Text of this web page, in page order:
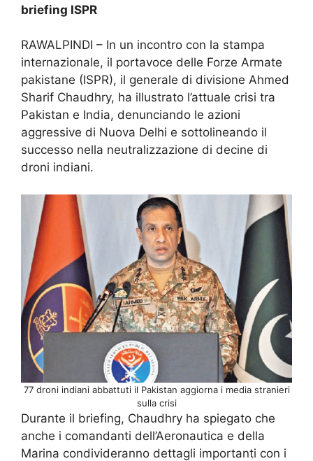
briefing ISPR
RAWALPINDI – In un incontro con la stampa
internazionale, il portavoce delle Forze Armate
pakistane (ISPR), il generale di divisione Ahmed
Sharif Chaudhry, ha illustrato l’attuale crisi tra
Pakistan e India, denunciando le azioni
aggressive di Nuova Delhi e sottolineando il
successo nella neutralizzazione di decine di
droni indiani.
77 droni indiani abbattuti il Pakistan aggiorna i media stranieri
sulla crisi
Durante il briefing, Chaudhry ha spiegato che
anche i comandanti dell’Aeronautica e della
Marina condivideranno dettagli importanti con i